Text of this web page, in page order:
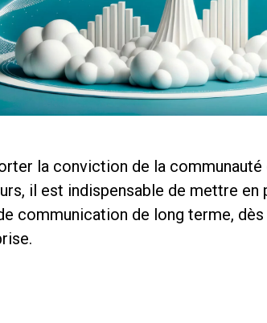
la conviction de la communauté
il est indispensable de mettre en
communication de long terme,